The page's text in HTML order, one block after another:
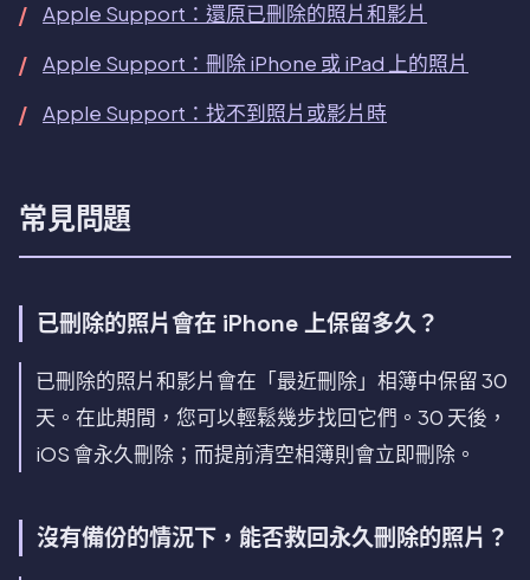
Apple Support：還原已刪除的照片和影片
Apple Support：刪除 iPhone 或 iPad 上的照片
Apple Support：找不到照片或影片時
常見問題
已刪除的照片會在 iPhone 上保留多久？
已刪除的照片和影片會在「最近刪除」相簿中保留 30
天。在此期間，您可以輕鬆幾步找回它們。30 天後，
iOS 會永久刪除；而提前清空相簿則會立即刪除。
沒有備份的情況下，能否救回永久刪除的照片？